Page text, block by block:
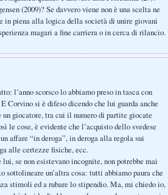
(2009)? Se davvero viene non è una scelta ne
in piena alla logica della società di unire giovani
magari a fine carriera o in cerca di rilancio.
l’anno scorsco lo abbiamo preso in tasca con
Corvino si è difeso dicendo che lui guarda anche
giocatore, tra cui il numero di partite giocate
le cose, è evidente che l’acquisto dello svedese
affare “in deroga”, in deroga alla regola sui
alle certezze fisiche, ecc.
lui, se non esistevano incognite, non potrebbe mai
un’altra cosa: tutti abbiamo paura che
stimoli ed a rubare lo stipendio. Ma, mi chiedo io,